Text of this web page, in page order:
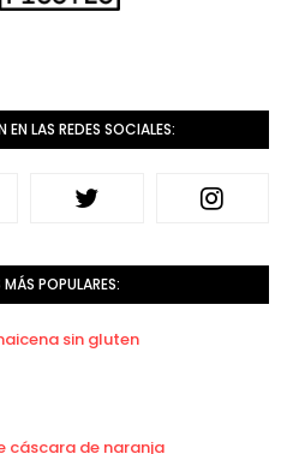
LAS REDES SOCIALES:
POPULARES:
sin gluten
cáscara de naranja